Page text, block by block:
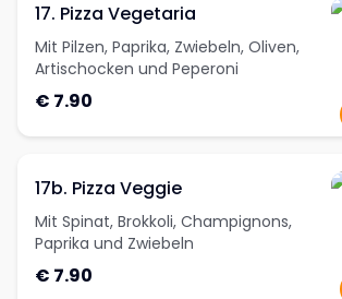
17. Pizza Vegetaria
Mit Pilzen, Paprika, Zwiebeln, Oliven,
Artischocken und Peperoni
€ 7.90
17b. Pizza Veggie
Mit Spinat, Brokkoli, Champignons,
Paprika und Zwiebeln
€ 7.90